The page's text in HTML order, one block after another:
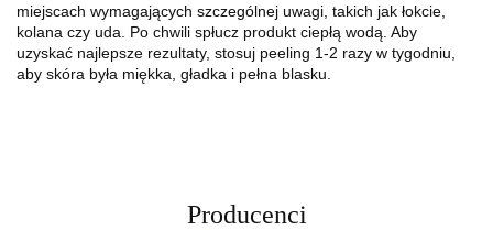
miejscach wymagających szczególnej uwagi, takich jak łokcie,
kolana czy uda. Po chwili spłucz produkt ciepłą wodą. Aby
uzyskać najlepsze rezultaty, stosuj peeling 1-2 razy w tygodniu,
aby skóra była miękka, gładka i pełna blasku.
Producenci